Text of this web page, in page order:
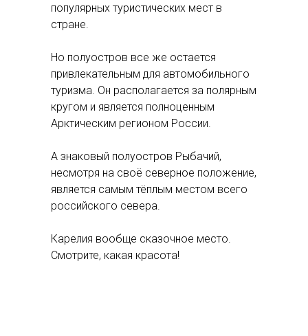
популярных туристических мест в
стране.
Но полуостров все же остается
привлекательным для автомобильного
туризма. Он располагается за полярным
кругом и является полноценным
Арктическим регионом России.
А знаковый полуостров Рыбачий,
несмотря на своё северное положение,
является самым тёплым местом всего
российского севера.
Карелия вообще сказочное место.
Смотрите, какая красота!